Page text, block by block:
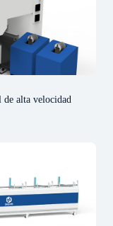
de alta velocidad